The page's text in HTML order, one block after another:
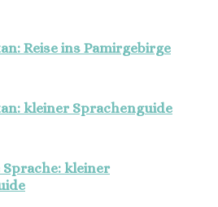
Reise ins Pamirgebirge
kleiner Sprachenguide
Sprache: kleiner